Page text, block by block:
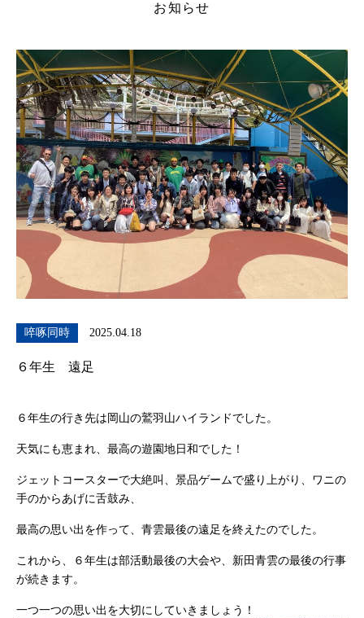
お知らせ
啐啄同時 2025.04.18
６年生 遠足
６年生の行き先は岡山の鷲羽山ハイランドでした。
天気にも恵まれ、最高の遊園地日和でした！
ジェットコースターで大絶叫、景品ゲームで盛り上がり、ワニの
手のからあげに舌鼓み、
最高の思い出を作って、青雲最後の遠足を終えたのでした。
これから、６年生は部活動最後の大会や、新田青雲の最後の行事
が続きます。
一つ一つの思い出を大切にしていきましょう！